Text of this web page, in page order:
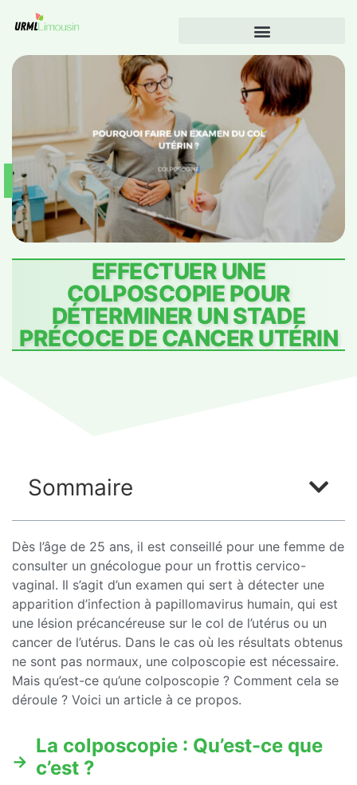
EFFECTUER UNE
COLPOSCOPIE POUR
DÉTERMINER UN STADE
PRÉCOCE DE CANCER UTÉRIN
Sommaire
Dès l’âge de 25 ans, il est conseillé pour une femme de
consulter un gnécologue pour un frottis cervico-
vaginal. Il s’agit d’un examen qui sert à détecter une
apparition d’infection à papillomavirus humain, qui est
une lésion précancéreuse sur le col de l’utérus ou un
cancer de l’utérus. Dans le cas où les résultats obtenus
ne sont pas normaux, une colposcopie est nécessaire.
Mais qu’est-ce qu’une colposcopie ? Comment cela se
déroule ? Voici un article à ce propos.
La colposcopie : Qu’est-ce que
c’est ?